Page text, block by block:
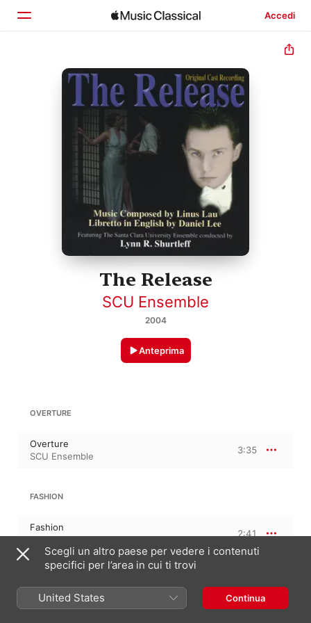
Accedi
Home
The Release
SCU Ensemble
2004
Anteprima
OVERTURE
Overture
SCU Ensemble
3:35
FASHION
Fashion
SCU Ensemble
2:41
God I love you so
Scegli un altro paese per vedere i contenuti
specifici per l’area in cui ti trovi
United States Continua